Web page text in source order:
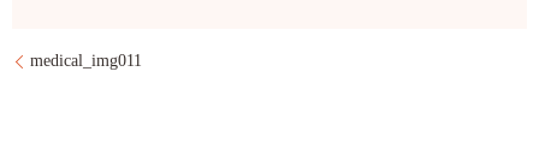
medical_img011